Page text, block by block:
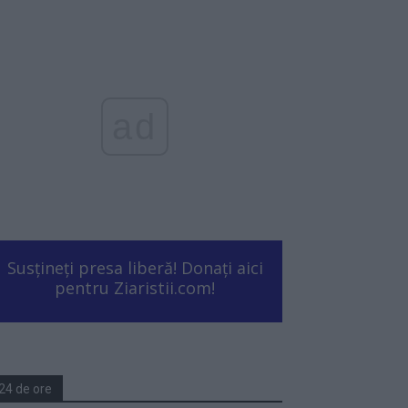
Susțineți presa liberă! Donați aici
pentru Ziaristii.com!
de ore